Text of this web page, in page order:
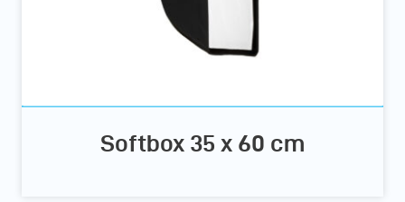
Softbox 35 x 60 cm